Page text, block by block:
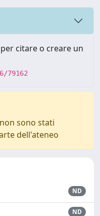
citare o creare un
79162
sono stati
dell'ateneo
ND
ND